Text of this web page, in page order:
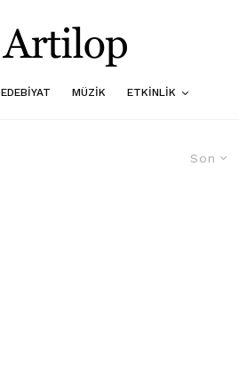
EDEBIYAT MÜZIK ETKINLIK
Son